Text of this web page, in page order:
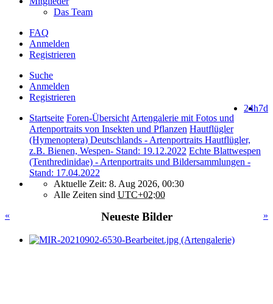
Das Team
FAQ
Anmelden
Registrieren
Suche
Anmelden
Registrieren
7d
24h
Startseite Foren-Übersicht Artengalerie mit Fotos und
Artenportraits von Insekten und Pflanzen Hautflügler
(Hymenoptera) Deutschlands - Artenportraits Hautflügler,
z.B. Bienen, Wespen- Stand: 19.12.2022 Echte Blattwespen
(Tenthredinidae) - Artenportraits und Bildersammlungen -
Stand: 17.04.2022
Aktuelle Zeit: 8. Aug 2026, 00:30
Alle Zeiten sind UTC+02:00
«
»
Neueste Bilder